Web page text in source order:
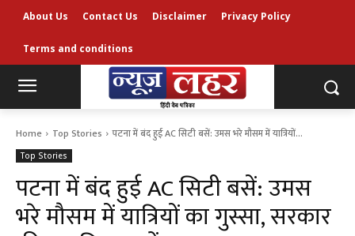
About Us Contact Us Disclaimer Privacy Policy
Terms and conditions
Home Top Stories पटना में बंद हुई AC सिटी बसें: उमस भरे मौसम में यात्रियों...
Top Stories
पटना में बंद हुई AC सिटी बसें: उमस
भरे मौसम में यात्रियों का गुस्सा, सरकार